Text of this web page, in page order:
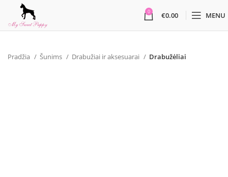
0 €0.00 MENU
Pradžia Šunims Drabužiai ir aksesuarai Drabužėliai